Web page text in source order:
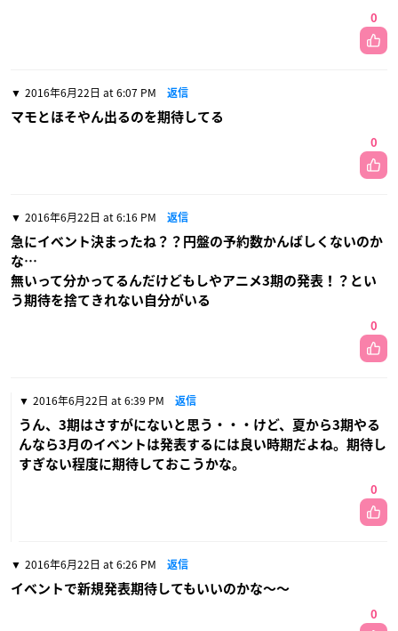
0
2016年6月22日 at 6:07 PM 返信
マモとほそやん出るのを期待してる
0
2016年6月22日 at 6:16 PM 返信
急にイベント決まったね？？円盤の予約数かんばしくないのか
な…
無いって分かってるんだけどもしやアニメ3期の発表！？とい
う期待を捨てきれない自分がいる
0
2016年6月22日 at 6:39 PM 返信
うん、3期はさすがにないと思う・・・けど、夏から3期やる
んなら3月のイベントは発表するには良い時期だよね。期待し
すぎない程度に期待しておこうかな。
0
2016年6月22日 at 6:26 PM 返信
イベントで新規発表期待してもいいのかな〜〜
0